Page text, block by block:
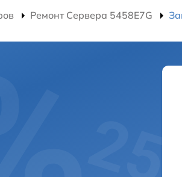
Ремонт Сервера 5458E7G